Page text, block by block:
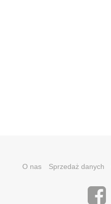
O nas Sprzedaż danych